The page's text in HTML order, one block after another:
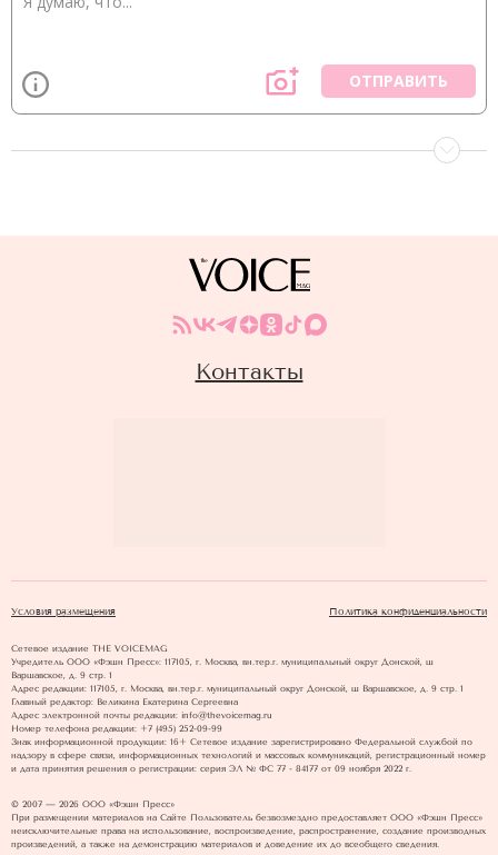
ОТПРАВИТЬ
Контакты
Условия размещения Политика конфиденциальности
Сетевое издание THE VOICEMAG
Учредитель ООО «Фэшн Пресс»: 117105, г. Москва, вн.тер.г. муниципальный округ Донской, ш
Варшавское, д. 9 стр. 1
Адрес редакции: 117105, г. Москва, вн.тер.г. муниципальный округ Донской, ш Варшавское, д. 9 стр. 1
Главный редактор: Великина Екатерина Сергеевна
Адрес электронной почты редакции: info@thevoicemag.ru
Номер телефона редакции: +7 (495) 252-09-99
Знак информационной продукции: 16+ Cетевое издание зарегистрировано Федеральной службой по
надзору в сфере связи, информационных технологий и массовых коммуникаций, регистрационный номер
и дата принятия решения о регистрации: серия ЭЛ № ФС 77 - 84177 от 09 ноября 2022 г.
© 2007 — 2026 ООО «Фэшн Пресс»
При размещении материалов на Сайте Пользователь безвозмездно предоставляет ООО «Фэшн Пресс»
неисключительные права на использование, воспроизведение, распространение, создание производных
произведений, а также на демонстрацию материалов и доведение их до всеобщего сведения.